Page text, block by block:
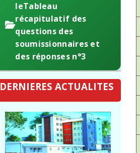
leTableau
récapitulatif des
questions des
soumissionnaires et
des réponses n°3
DERNIERES ACTUALITES